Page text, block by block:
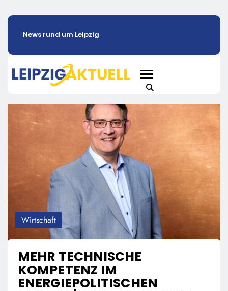
News rund um Leipzig
Wirtschaft
MEHR TECHNISCHE
KOMPETENZ IM
ENERGIEPOLITISCHEN